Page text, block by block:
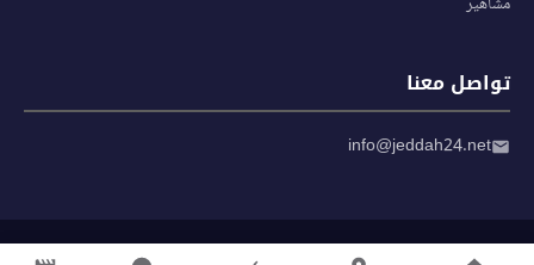
تواصل معنا
info@jeddah24.net